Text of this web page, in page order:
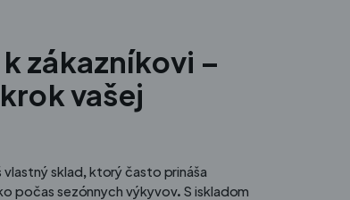
zákazníkovi –
vašej
sklad, ktorý často prináša
počas sezónnych výkyvov. S iskladom